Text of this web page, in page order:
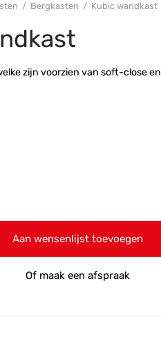
/ Bergkasten / Kubic wandkast
zijn voorzien van soft-close en
Aan wensenlijst toevoegen
Of maak een afspraak